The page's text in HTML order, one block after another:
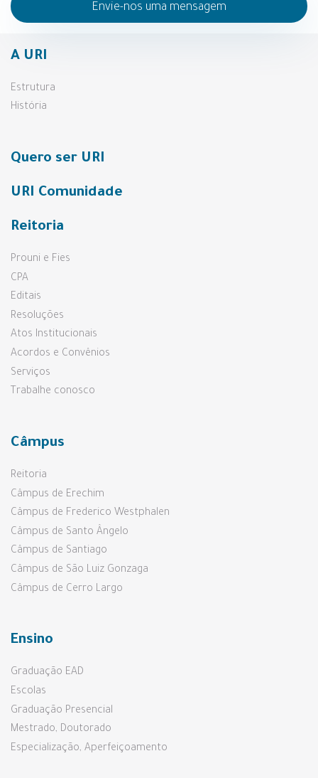
Envie-nos uma mensagem
A URI
Estrutura
História
Quero ser URI
URI Comunidade
Reitoria
Prouni e Fies
CPA
Editais
Resoluções
Atos Institucionais
Acordos e Convênios
Serviços
Trabalhe conosco
Câmpus
Reitoria
Câmpus de Erechim
Câmpus de Frederico Westphalen
Câmpus de Santo Ângelo
Câmpus de Santiago
Câmpus de São Luiz Gonzaga
Câmpus de Cerro Largo
Ensino
Graduação EAD
Escolas
Graduação Presencial
Mestrado, Doutorado
Especialização, Aperfeiçoamento